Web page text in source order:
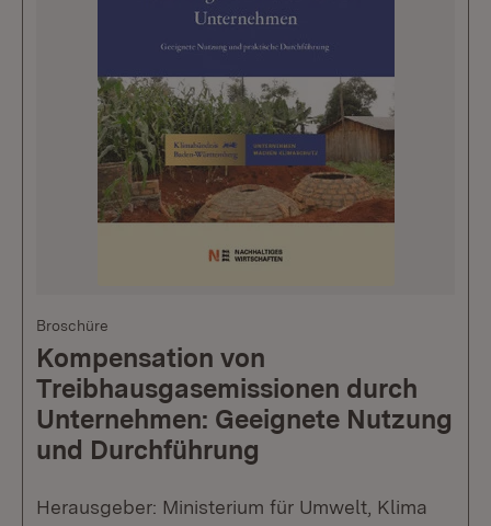
Broschüre
Kompensation von
Treibhausgasemissionen durch
Unternehmen: Geeignete Nutzung
und Durchführung
Herausgeber: Ministerium für Umwelt, Klima